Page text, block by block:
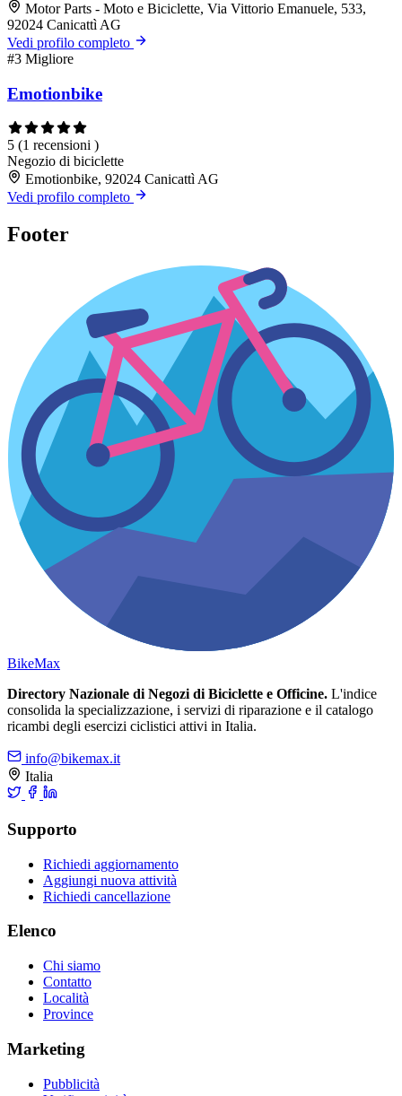
Motor Parts - Moto e Biciclette, Via Vittorio Emanuele, 533,
92024 Canicattì AG
Vedi profilo completo
#3 Migliore
Emotionbike
5 (1 recensioni )
Negozio di biciclette
Emotionbike, 92024 Canicattì AG
Vedi profilo completo
Footer
BikeMax
Directory Nazionale di Negozi di Biciclette e Officine. L'indice
consolida la specializzazione, i servizi di riparazione e il catalogo
ricambi degli esercizi ciclistici attivi in Italia.
info@bikemax.it
Italia
Supporto
Richiedi aggiornamento
Aggiungi nuova attività
Richiedi cancellazione
Elenco
Chi siamo
Contatto
Località
Province
Marketing
Pubblicità